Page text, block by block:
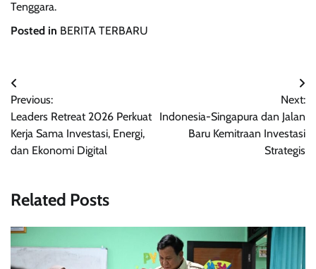
Tenggara.
Posted in BERITA TERBARU
Navigasi
pos
Previous:
Leaders Retreat 2026 Perkuat
Kerja Sama Investasi, Energi,
dan Ekonomi Digital
Next:
Indonesia-Singapura dan Jalan
Baru Kemitraan Investasi
Strategis
Related Posts